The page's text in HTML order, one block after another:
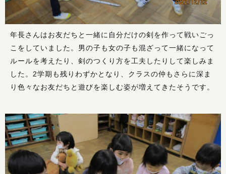
年長さんはお友だちと一緒に自分だけの剣を作って戦いごっ
こをしていました。男の子も女の子も混ざって一緒になって
ルールを考えたり、剣のつくり方を工夫したりして楽しみま
した。2学期も残りわずかとなり、クラスの仲もさらに深ま
り色々なお友だちと遊びを楽しむ姿が増えてきたそうです。